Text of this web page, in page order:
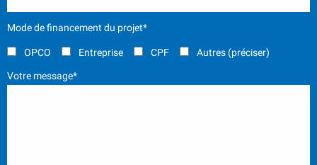
Mode de financement du projet*
OPCO Entreprise CPF Autres (préciser)
Votre message*